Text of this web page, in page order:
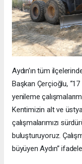
Aydın’ın tüm
Başkan Çerçioğlu,
yenileme
Kentimizin alt ve
çalışmalarımızı
buluşturuyoruz.
büyüyen Aydın”